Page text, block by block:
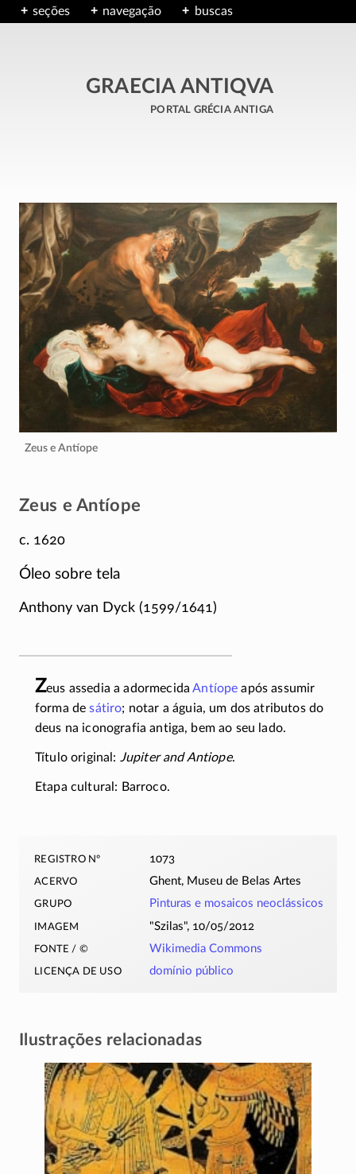
seções navegação buscas
GRAECIA ANTIQVA
portal grécia antiga
Zeus e Antíope
Zeus e Antíope
c. 1620
Óleo sobre tela
Anthony van Dyck (1599/1641)
Zeus assedia a adormecidaAntíope após assumir
forma desátiro; notar a águia, um dos atributos do
deus na iconografia antiga, bem ao seu lado.
Título original: Jupiter and Antiope.
Etapa cultural: Barroco.
registro nº 1073
acervo Ghent, Museu de Belas Artes
grupo Pinturas e mosaicos neoclássicos
imagem Szilas , 10/05/2012
fonte / © Wikimedia Commons
licença de uso domínio público
Ilustrações relacionadas